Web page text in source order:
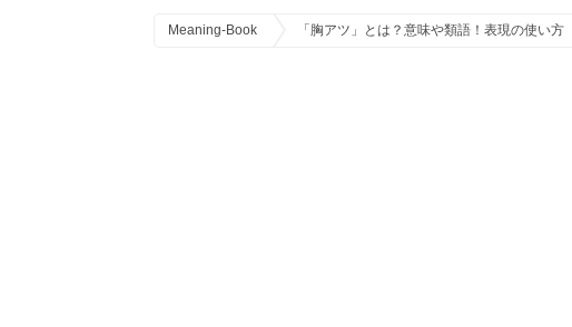
Meaning-Book 「胸アツ」とは？意味や類語！表現の使い方